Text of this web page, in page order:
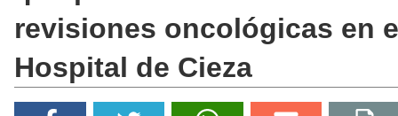
revisiones oncológicas en
Hospital de Cieza